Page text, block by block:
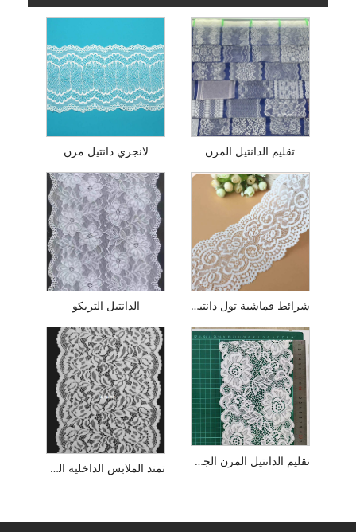
لانجري دانتيل مرن تقليم الدانتيل المرن
الدانتيل التريكو شرائط قماشية تول دانتيل سترتش
تمتد الملابس الداخلية الدانتيل تقليم مرن
تقليم الدانتيل المرن الجديد